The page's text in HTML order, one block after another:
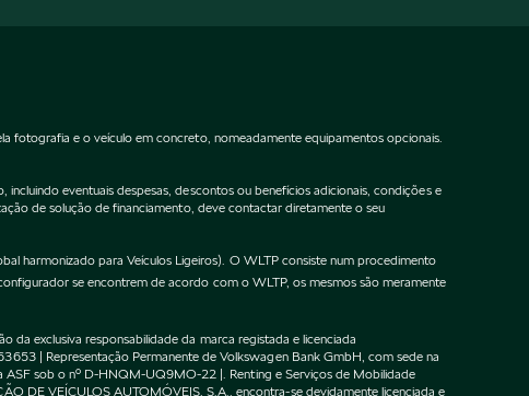
fotografia e o veículo em concreto, nomeadamente equipamentos opcionais.
eventuais despesas, descontos ou benefícios adicionais, condições e
de solução de financiamento, deve contactar diretamente o seu
harmonizado para Veículos Ligeiros). O WLTP consiste num procedimento
se encontrem de acordo com o WLTP, os mesmos são meramente
da exclusiva responsabilidade da marca registada e licenciada
| Representação Permanente de Volkswagen Bank GmbH, com sede na
ASF sob o nº D-HNQM-UQ9MO-22 |. Renting e Serviços de Mobilidade
DE VEÍCULOS AUTOMÓVEIS, S.A., encontra-se devidamente licenciada e